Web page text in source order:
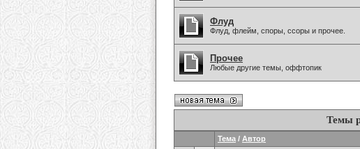
Флуд
Флуд, флейм, споры, ссоры и прочее.
Прочее
Любые другие темы, оффтопик
Темы
Тема / Автор